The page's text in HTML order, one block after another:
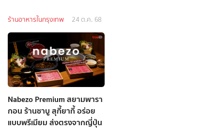
ร้านอาหารในกรุงเทพ 24 ต.ค. 68
Nabezo Premium สยามพารา
กอน ร้านชาบู สุกี้ยากี้ อร่อย
แบบพรีเมียม ส่งตรงจากญี่ปุ่น